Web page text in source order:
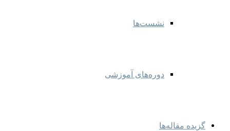
نشست‌ها
دوره‌های آموزشی
گزیده مقاله‌ها